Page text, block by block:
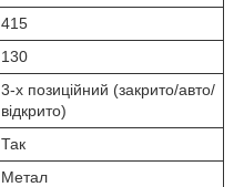
415
130
3-х позиційний (закрито/авто/
відкрито)
Так
Метал